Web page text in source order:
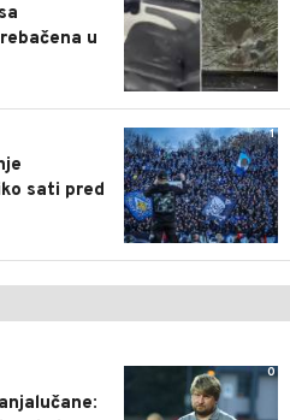
u
1
sati pred
0